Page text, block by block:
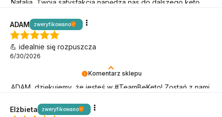
Natalia, Twoja satysfakcja napędza nas do dalszego keto
Komentarz sklepu
ADAM, dziękujemy, że jesteś w #TeamBeKeto! Zostań z nami
ADAM zweryfikowano
💪 idealnie się rozpuszcza
6/30/2026
Elżbieta zweryfikowano